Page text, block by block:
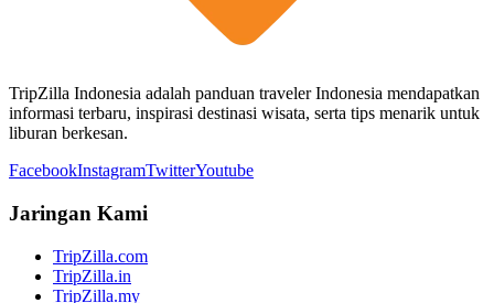
TripZilla Indonesia adalah panduan traveler Indonesia mendapatkan
informasi terbaru, inspirasi destinasi wisata, serta tips menarik untuk
liburan berkesan.
FacebookInstagramTwitterYoutube
Jaringan Kami
TripZilla.com
TripZilla.in
TripZilla.my